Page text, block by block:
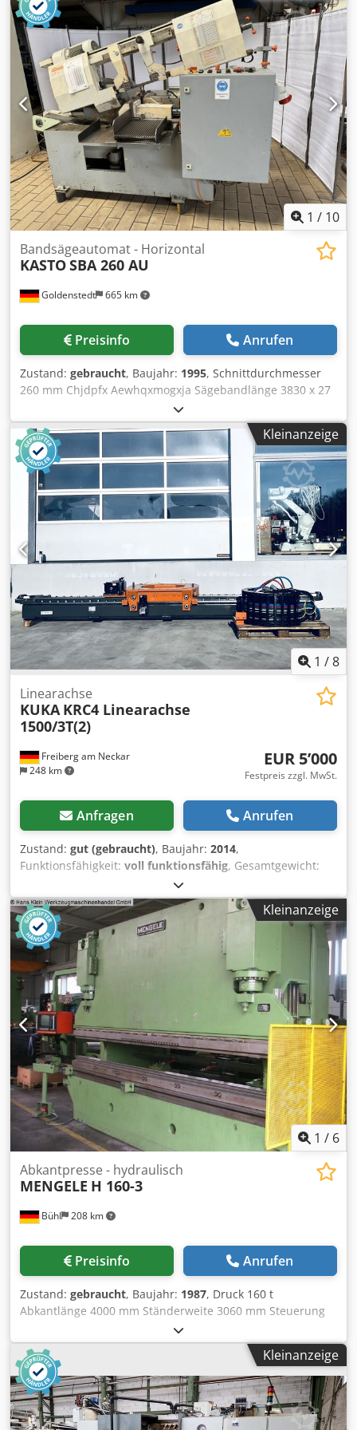
1 / 10
Goldenstedt 665 km
Bandsägeautomat - Horizontal
KASTOSBA 260 AU
Preisinfo Anrufen
Zustand: gebraucht, Baujahr: 1995, Schnittdurchmesser
260 mm Chjdpfx Aewhqxmogxja Sägebandlänge 3830 x 27
x 0,9 mm Schnittbereich flach 310 x 260 mm Schnittbereich
vierkant 260 x 260 mm Schnittgeschwindigkeit stufenlos
19-110 m/min Vorschublänge 750 mm
Mehrfachvorschublänge 6750 mm Materialauflagehöhe
700 mm Maschinengewicht ca. 1,4 t Abmessungen ca.
2100x2300x1720/1300 mm inkl. diverse Sägebänder inkl.
Späneförderer
Kleinanzeige
1 /8
Freiberg am Neckar
248 km
Linearachse
KUKA KRC4 Linearachse
1500/3T(2)
EUR 5’000
Festpreis zzgl. MwSt.
Anfragen Anrufen
Zustand: gut (gebraucht), Baujahr: 2014,
Funktionsfähigkeit: voll funktionsfähig, Gesamtgewicht:
, KUKA KRC4 Linearachse 1500/3T Artikelnummer:
8143983 Seriennummer: 143983 Cedevzxg Topfx Agxjha
Die KUKA KRC4 Linearachse ist eine hochpräzise und
robuste Bewegungseinheit, die sich ideal für industrielle
Anwendungen eignet. Sie gewährleistet eine exakte
Steuerung der Bewegungsabläufe und spielt eine zentrale
Rolle in Automatisierungsprozessen sowie
Robotiksystemen innerhalb der Fertigung. Ihre stabile
Konstruktion sorgt für eine kontinuierlich zuverlässige
Leistung, selbst in anspruchsvollsten Einsatzbereichen.
Kleinanzeige
1 / 6
Bühl 208 km
Abkantpresse - hydraulisch
MENGELE H 160-3
Preisinfo Anrufen
Zustand: gebraucht, Baujahr: 1987, Druck 160 t
Abkantlänge 4000 mm Ständerweite 3060 mm Steuerung
FORTRON CNC 10 H 4 Ausladung 280 mm Hub 250 mm
Einbauhöhe 500 mm Tischlänge 4050 mm Tischbreite 280
mm Geschwindigkeit ab 70 mm/sec Geschwindigkeit auf
68,4 mm/sec Arbeitsgeschwindigkeit 9 / 3,5 mm/sec
Betriebsdruck max. 205 bar Ölinhalt 400 l
Gesamtleistungsbedarf 19,5 kW Maschinengewicht ca. 20,8
Kleinanzeige